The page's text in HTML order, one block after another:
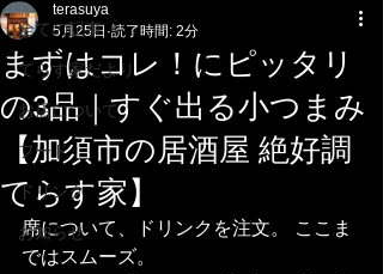
全ての記事
てらす家だより
お店について
フード
ドリンク
お知らせ
まずはコレ！にピッタリ
の3品｜すぐ出る小つまみ
【加須市の居酒屋 絶好調
てらす家】
terasuya
5月25日 読了時間: 2分
席について、ドリンクを注文。 ここま
ではスムーズ。